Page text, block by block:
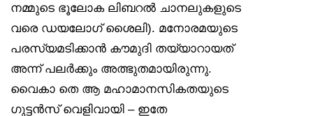
നമ്മുടെ ഭൂലോക ലിബറൽ ചാനലുകളുടെ
വരെ ഡയലോഗ് ശൈലി). മനോരമയുടെ
പരസ്യമടിക്കാൻ കൗമുദി തയ്യാറായത്
അന്ന് പലർക്കും അത്ഭുതമായിരുന്നു.
വൈകാ തെ ആ മഹാമാനസികതയുടെ
ഗുട്ടൻസ് വെളിവായി – ഇതേ